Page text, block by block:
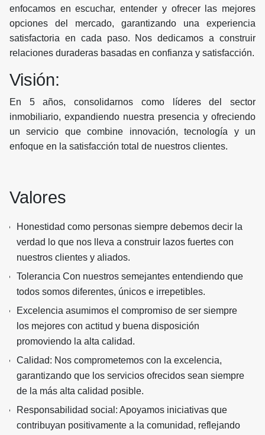
enfocamos en escuchar, entender y ofrecer las mejores
opciones del mercado, garantizando una experiencia
satisfactoria en cada paso. Nos dedicamos a construir
relaciones duraderas basadas en confianza y satisfacción.
Visión:
En 5 años, consolidarnos como líderes del sector
inmobiliario, expandiendo nuestra presencia y ofreciendo
un servicio que combine innovación, tecnología y un
enfoque en la satisfacción total de nuestros clientes.
Valores
Honestidad como personas siempre debemos decir la
verdad lo que nos lleva a construir lazos fuertes con
nuestros clientes y aliados.
Tolerancia Con nuestros semejantes entendiendo que
todos somos diferentes, únicos e irrepetibles.
Excelencia asumimos el compromiso de ser siempre
los mejores con actitud y buena disposición
promoviendo la alta calidad.
Calidad: Nos comprometemos con la excelencia,
garantizando que los servicios ofrecidos sean siempre
de la más alta calidad posible.
Responsabilidad social: Apoyamos iniciativas que
contribuyan positivamente a la comunidad, reflejando